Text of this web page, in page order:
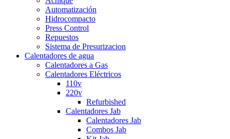
Automatización
Hidrocompacto
Press Control
Repuestos
Sistema de Presurizacion
Calentadores de agua
Calentadores a Gas
Calentadores Eléctricos
110v
220v
Refurbished
Calentadores Jab
Calentadores Jab
Combos Jab